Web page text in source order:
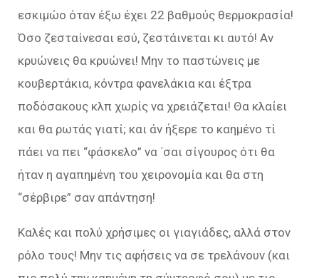
εσκιμώο όταν έξω έχει 22 βαθμούς θερμοκρασία!
Όσο ζεσταίνεσαι εσύ, ζεστάινεται κι αυτό! Αν
κρυώνεις θα κρυώνει! Μην το παστώνεις με
κουβερτάκια, κόντρα φανελάκια και έξτρα
ποδόσακους κλπ χωρίς να χρειάζεται! Θα κλαίει
και θα ρωτάς γιατί; και άν ήξερε το καημένο τί
πάει να πει “φάσκελο” να ΄σαι σίγουρος ότι θα
ήταν η αγαπημένη του χειρονομία και θα στη
“σέρβιρε” σαν απάντηση!
Καλές και πολύ χρήσιμες οι γιαγιάδες, αλλά στον
ρόλο τους! Μην τις αφήσεις να σε τρελάνουν (και